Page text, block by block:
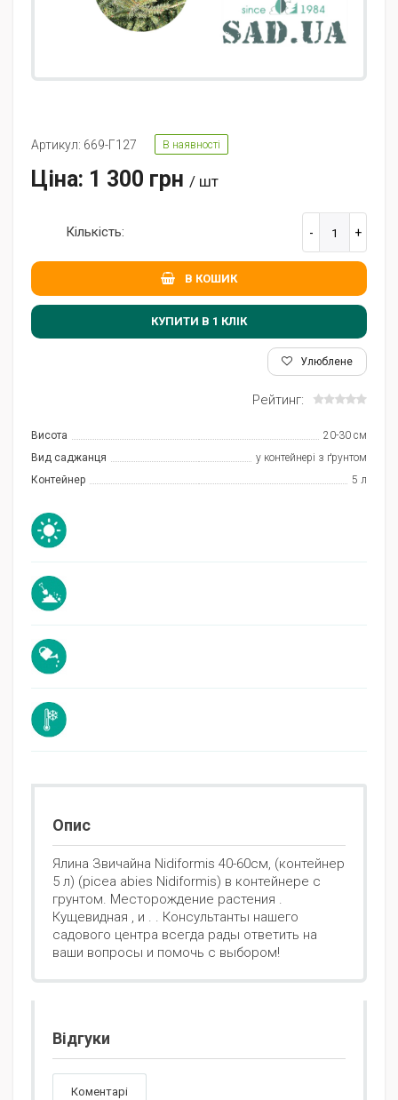
Артикул: 669-Г127 В наявності
Ціна: 1 300 грн / шт
Кількість:
В КОШИК
КУПИТИ В 1 КЛIК
Улюблене
Рейтинг:
Висота
20-30 см
Вид саджанця
у контейнері з ґрунтом
Контейнер
5 л
Опис
Ялина Звичайна Nidiformis 40-60см, (контейнер
5 л) (picea abies Nidiformis) в контейнере с
грунтом. Месторождение растения .
Кущевидная , и . . Консультанты нашего
садового центра всегда рады ответить на
ваши вопросы и помочь с выбором!
Відгуки
Коментарі